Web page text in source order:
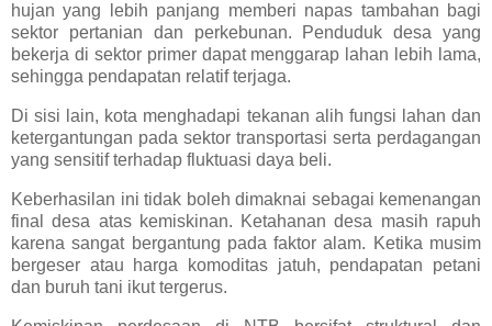
hujan yang lebih panjang memberi napas tambahan bagi
sektor pertanian dan perkebunan. Penduduk desa yang
bekerja di sektor primer dapat menggarap lahan lebih lama,
sehingga pendapatan relatif terjaga.
Di sisi lain, kota menghadapi tekanan alih fungsi lahan dan
ketergantungan pada sektor transportasi serta perdagangan
yang sensitif terhadap fluktuasi daya beli.
Keberhasilan ini tidak boleh dimaknai sebagai kemenangan
final desa atas kemiskinan. Ketahanan desa masih rapuh
karena sangat bergantung pada faktor alam. Ketika musim
bergeser atau harga komoditas jatuh, pendapatan petani
dan buruh tani ikut tergerus.